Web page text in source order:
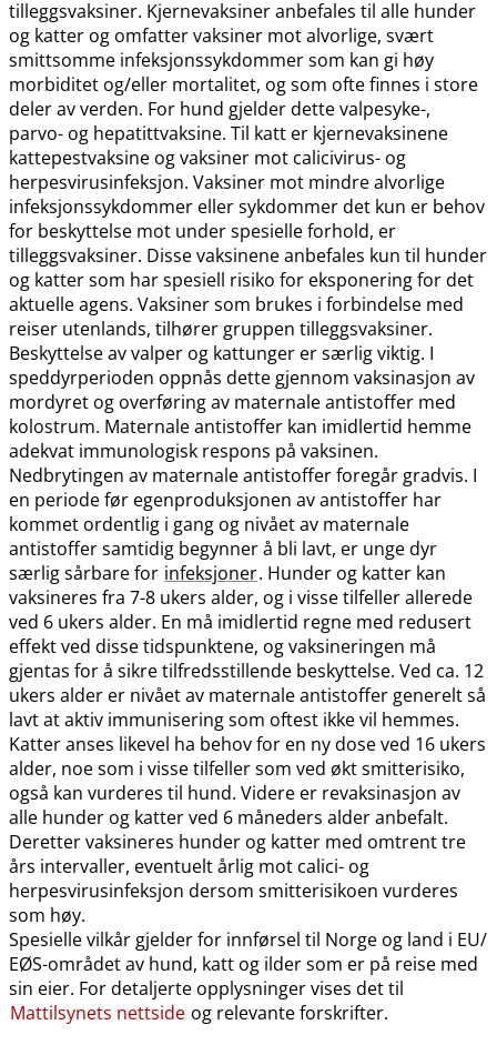
tilleggsvaksiner. Kjernevaksiner anbefales til alle hunder
og katter og omfatter vaksiner mot alvorlige, svært
smittsomme infeksjonssykdommer som kan gi høy
morbiditet og​/​eller mortalitet, og som ofte finnes i store
deler av verden. For hund gjelder dette valpesyke-,
parvo- og hepatittvaksine. Til katt er kjernevaksinene
kattepestvaksine og vaksiner mot calicivirus- og
herpesvirusinfeksjon. Vaksiner mot mindre alvorlige
infeksjonssykdommer eller sykdommer det kun er behov
for beskyttelse mot under spesielle forhold, er
tilleggsvaksiner. Disse vaksinene anbefales kun til hunder
og katter som har spesiell risiko for eksponering for det
aktuelle agens. Vaksiner som brukes i forbindelse med
reiser utenlands, tilhører gruppen tilleggsvaksiner.
Beskyttelse av valper og kattunger er særlig viktig. I
speddyrperioden oppnås dette gjennom vaksinasjon av
mordyret og overføring av maternale antistoffer med
kolostrum. Maternale antistoffer kan imidlertid hemme
adekvat immunologisk respons på vaksinen.
Nedbrytingen av maternale antistoffer foregår gradvis. I
en periode før egenproduksjonen av antistoffer har
kommet ordentlig i gang og nivået av maternale
antistoffer samtidig begynner å bli lavt, er unge dyr
særlig sårbare for infeksjoner. Hunder og katter kan
vaksineres fra 7-8 ukers alder, og i visse tilfeller allerede
ved 6 ukers alder. En må imidlertid regne med redusert
effekt ved disse tidspunktene, og vaksineringen må
gjentas for å sikre tilfredsstillende beskyttelse. Ved ca. 12
ukers alder er nivået av maternale antistoffer generelt så
lavt at aktiv immunisering som oftest ikke vil hemmes.
Katter anses likevel ha behov for en ny dose ved 16 ukers
alder, noe som i visse tilfeller som ved økt smitterisiko,
også kan vurderes til hund. Videre er revaksinasjon av
alle hunder og katter ved 6 måneders alder anbefalt.
Deretter vaksineres hunder og katter med omtrent tre
års intervaller, eventuelt årlig mot calici- og
herpesvirusinfeksjon dersom smitterisikoen vurderes
som høy.
Spesielle vilkår gjelder for innførsel til Norge og land i EU​/​
EØS-området av hund, katt og ilder som er på reise med
sin eier. For detaljerte opplysninger vises det til
Mattilsynets nettside og relevante forskrifter.